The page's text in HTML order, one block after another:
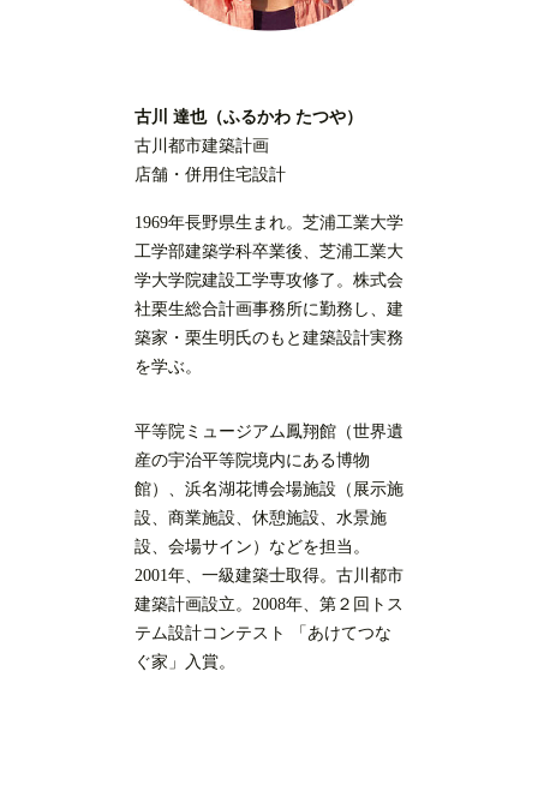
古川 達也（ふるかわ たつや）
古川都市建築計画
店舗・併用住宅設計
1969年長野県生まれ。芝浦工業大学
工学部建築学科卒業後、芝浦工業大
学大学院建設工学専攻修了。株式会
社栗生総合計画事務所に勤務し、建
築家・栗生明氏のもと建築設計実務
を学ぶ。
平等院ミュージアム鳳翔館（世界遺
産の宇治平等院境内にある博物
館）、浜名湖花博会場施設（展示施
設、商業施設、休憩施設、水景施
設、会場サイン）などを担当。
2001年、一級建築士取得。古川都市
建築計画設立。2008年、第２回トス
テム設計コンテスト 「あけてつな
ぐ家」入賞。